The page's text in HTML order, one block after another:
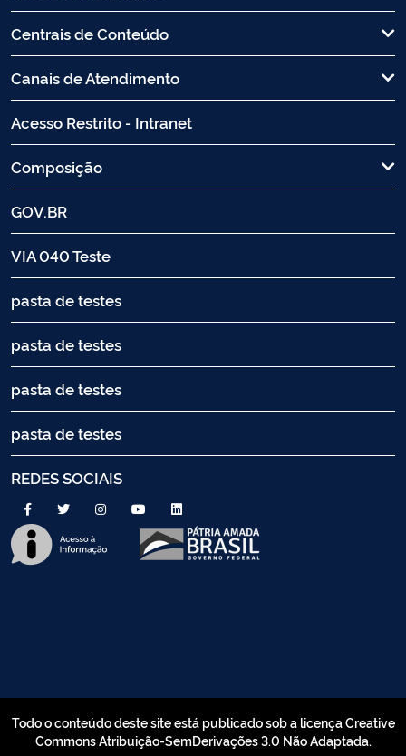
Centrais de Conteúdo
Canais de Atendimento
Acesso Restrito - Intranet
Composição
GOV.BR
VIA 040 Teste
pasta de testes
pasta de testes
pasta de testes
pasta de testes
REDES SOCIAIS
Todo o conteúdo deste site está publicado sob a licença Creative
Commons Atribuição-SemDerivações 3.0 Não Adaptada.